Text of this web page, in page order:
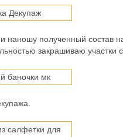
полученный состав
закрашиваю участки